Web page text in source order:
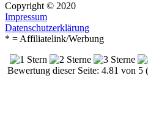
Copyright © 2020
Impressum
Datenschutzerklärung
* = Affiliatelink/Werbung
Bewertung dieser Seite: 4.81 von 5